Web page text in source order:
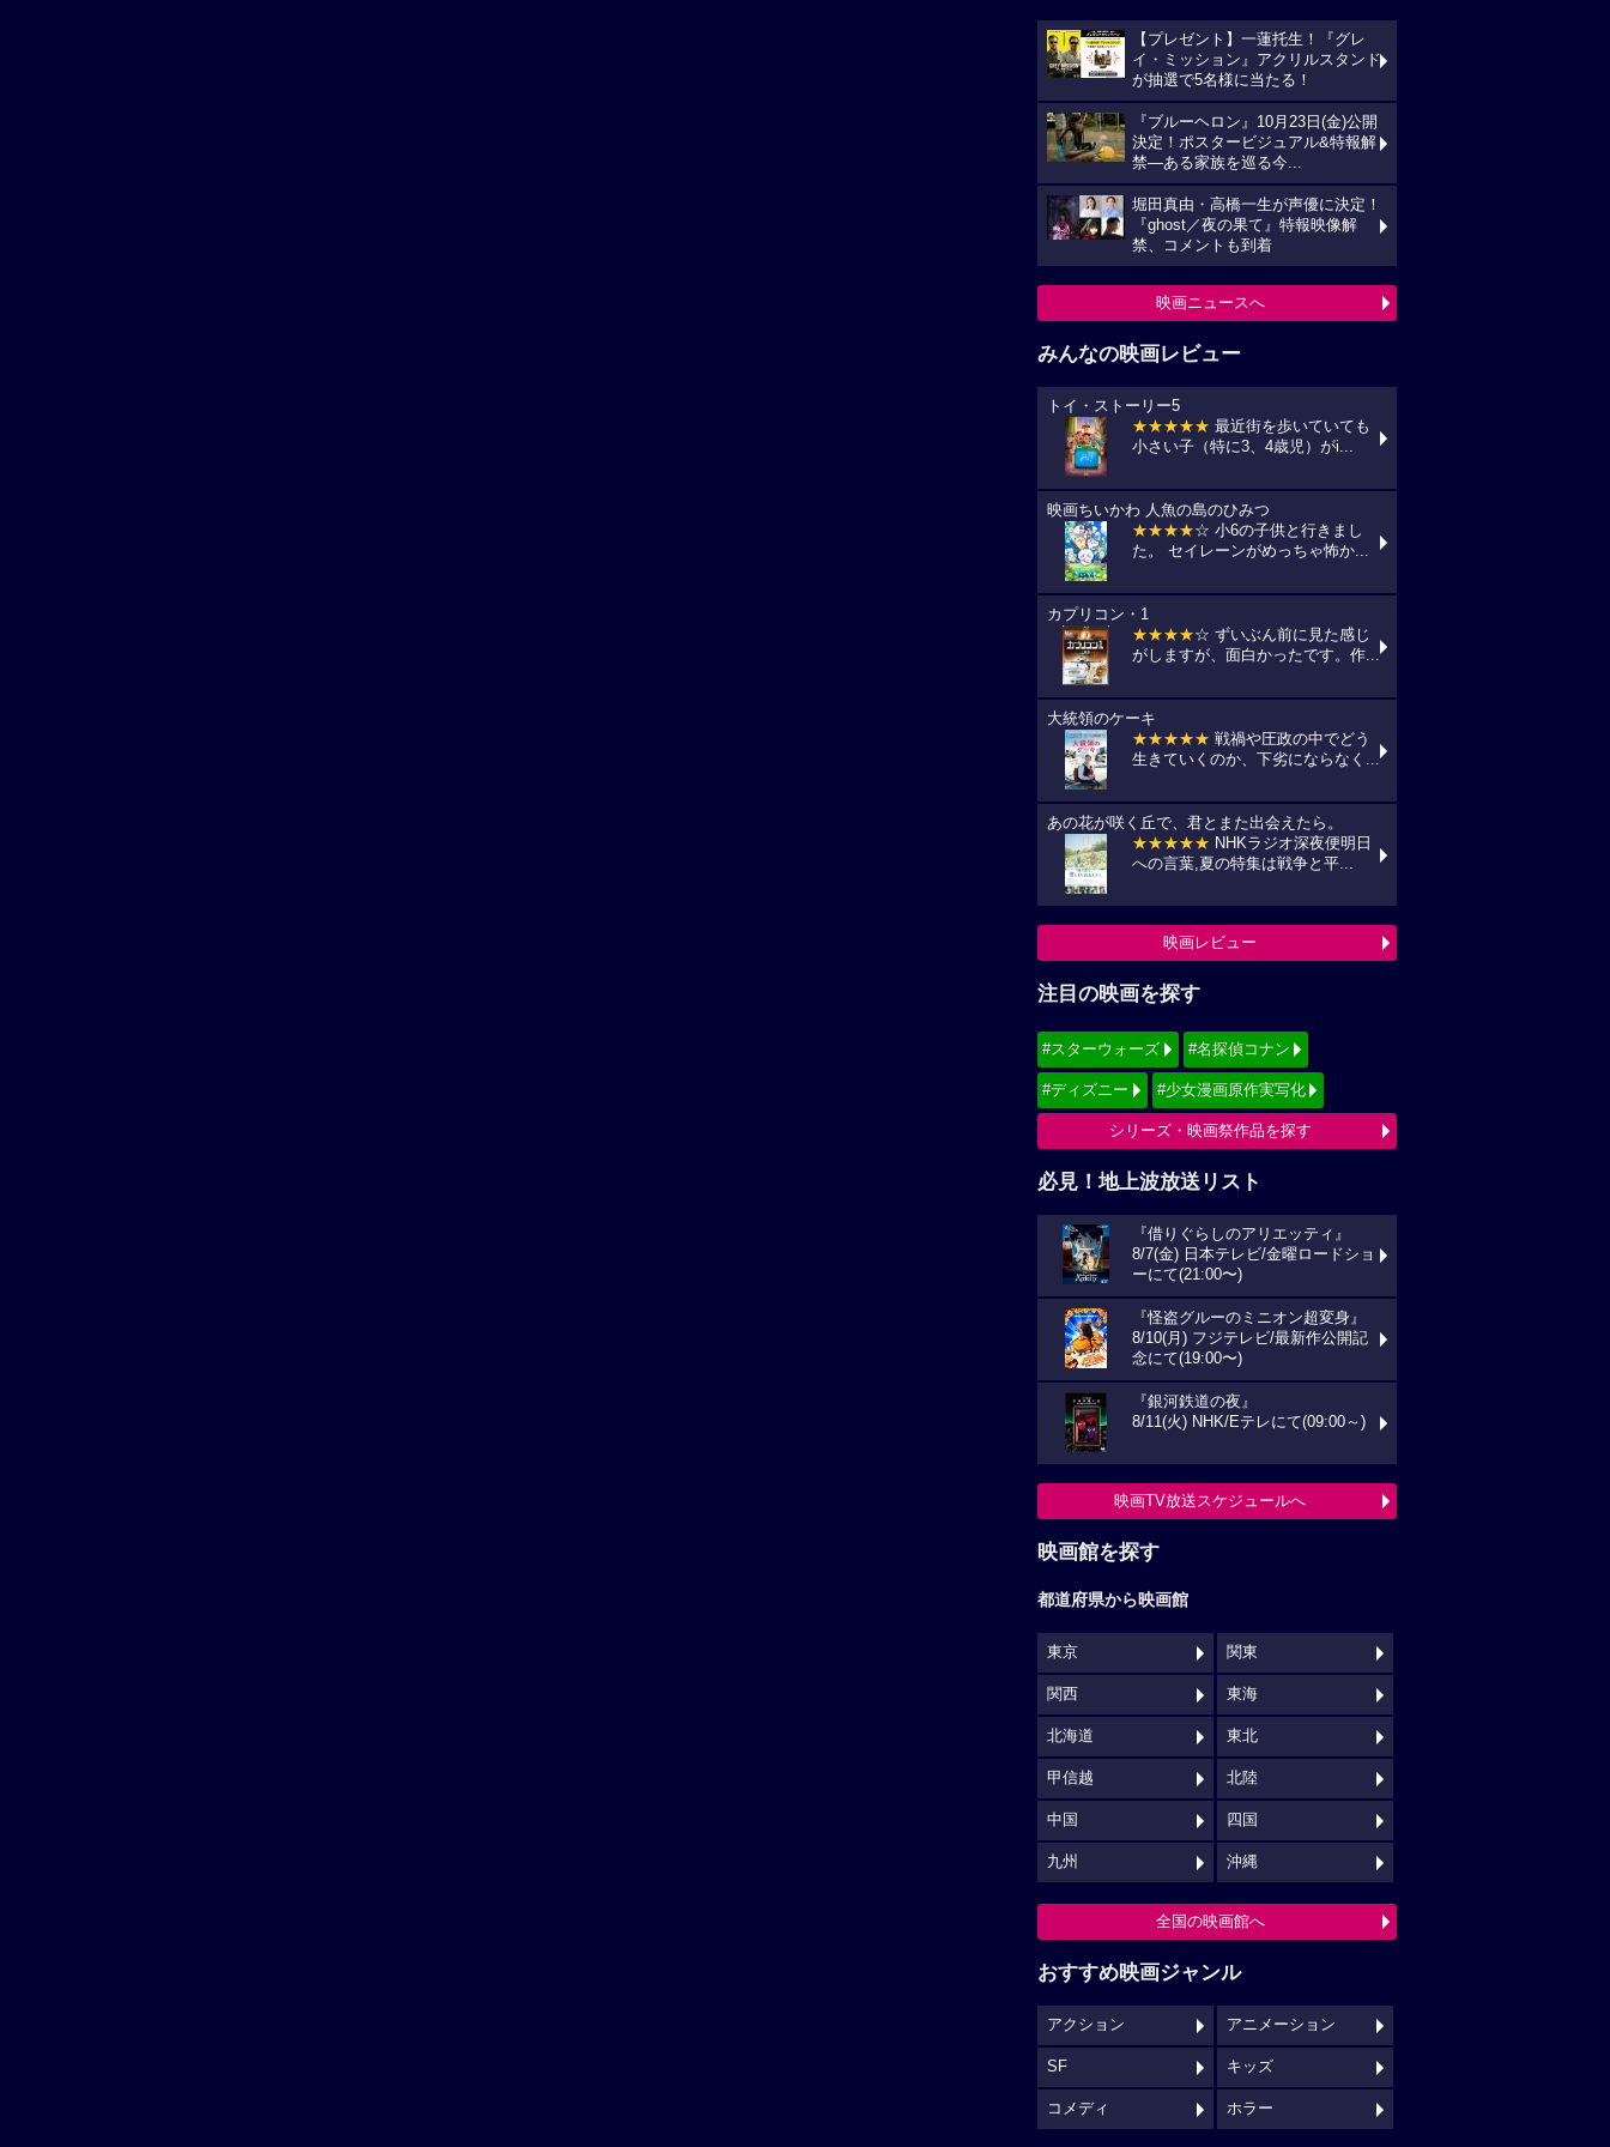
【プレゼント】一蓮托生！『グレ
イ・ミッション』アクリルスタンド
が抽選で5名様に当たる！
『ブルーヘロン』10月23日(金)公開
決定！ポスタービジュアル&特報解
禁―ある家族を巡る今...
堀田真由・高橋一生が声優に決定！
『ghost／夜の果て』特報映像解
禁、コメントも到着
映画ニュースへ
みんなの映画レビュー
トイ・ストーリー5
★★★★★ 最近街を歩いていても
小さい子（特に3、4歳児）がi...
映画ちいかわ 人魚の島のひみつ
★★★★☆ 小6の子供と行きまし
た。 セイレーンがめっちゃ怖か...
カプリコン・1
★★★★☆ ずいぶん前に見た感じ
がしますが、面白かったです。作...
大統領のケーキ
★★★★★ 戦禍や圧政の中でどう
生きていくのか、下劣にならなく...
あの花が咲く丘で、君とまた出会えたら。
★★★★★ NHKラジオ深夜便明日
への言葉,夏の特集は戦争と平...
映画レビュー
注目の映画を探す
#スターウォーズ #名探偵コナン
#ディズニー #少女漫画原作実写化
シリーズ・映画祭作品を探す
必見！地上波放送リスト
『借りぐらしのアリエッティ』
8/7(金) 日本テレビ/金曜ロードショ
ーにて(21:00〜)
『怪盗グルーのミニオン超変身』
8/10(月) フジテレビ/最新作公開記
念にて(19:00〜)
『銀河鉄道の夜』
8/11(火) NHK/Eテレにて(09:00～)
映画TV放送スケジュールへ
映画館を探す
都道府県から映画館
東京 関東
関西 東海
北海道 東北
甲信越 北陸
中国 四国
九州 沖縄
全国の映画館へ
おすすめ映画ジャンル
アクション アニメーション
SF キッズ
コメディ ホラー